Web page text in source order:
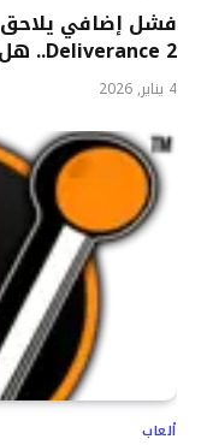
Deliverance 2.. هل تستحق الشراء؟
4 يناير, 2026
ألعاب